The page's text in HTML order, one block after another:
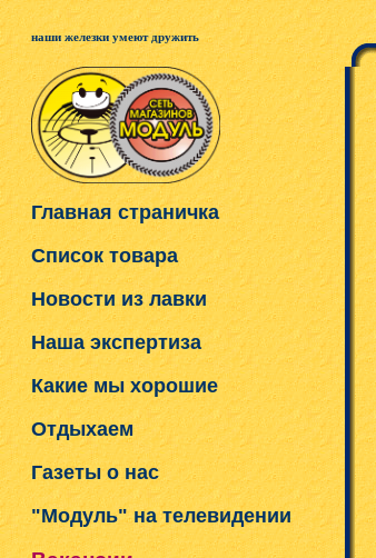
наши железки умеют дружить
Главная страничка
Список товара
Новости из лавки
Наша экспертиза
Какие мы хорошие
Отдыхаем
Газеты о нас
"Модуль" на телевидении